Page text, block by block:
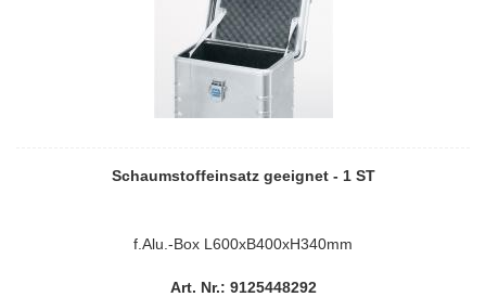
Schaumstoffeinsatz geeignet - 1 ST
f.Alu.-Box L600xB400xH340mm
Art. Nr.: 9125448292